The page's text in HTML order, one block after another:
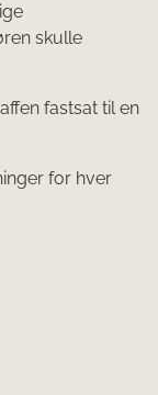
skulle
fastsat til en
for hver